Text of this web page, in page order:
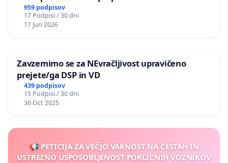
nasilje
959 podpisov
17 Podpisi / 30 dni
17 Jun 2026
Zavzemimo se za NEvračljivost upravičeno
prejete/ga DSP in VD
439 podpisov
15 Podpisi / 30 dni
30 Oct 2025
📢 PETICIJA ZA VEČJO VARNOST NA CESTAH IN
USTREZNO USPOSOBLJENOST POKLICNIH VOZNIKOV